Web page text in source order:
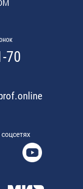
70